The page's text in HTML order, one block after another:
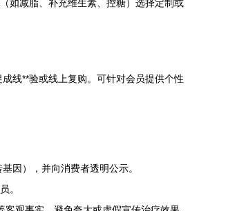
如减脂、补充维生素、控糖）选择定制或
线**验或线上复购。可针对会员提供个性
因），并向消费者透明公示。
。